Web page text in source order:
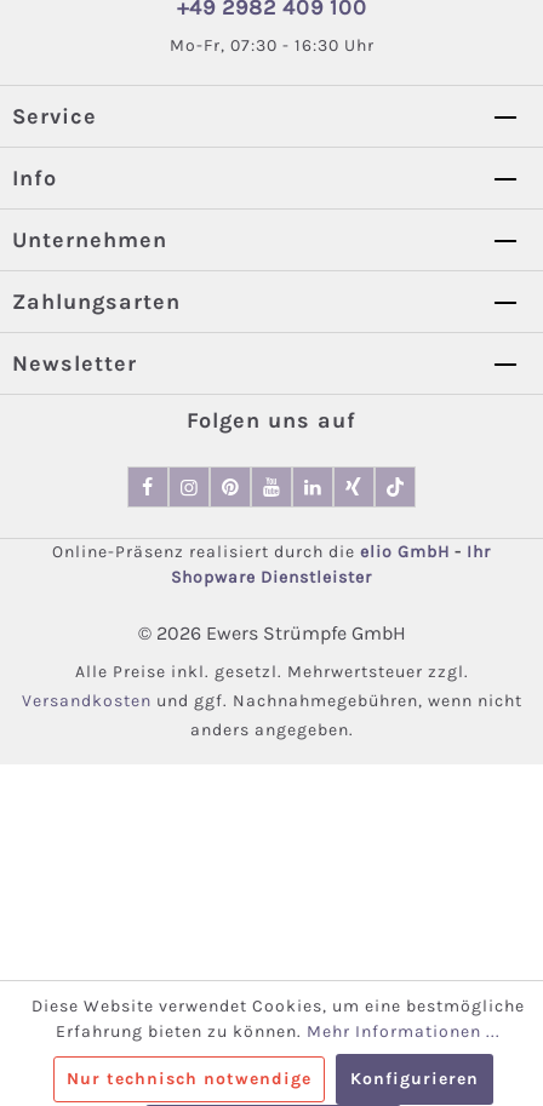
+49 2982 409 100
Mo-Fr, 07:30 - 16:30 Uhr
Service
Info
Unternehmen
Zahlungsarten
Newsletter
Folgen uns auf
Online-Präsenz realisiert durch die elio GmbH - Ihr
Shopware Dienstleister
© 2026 Ewers Strümpfe GmbH
Alle Preise inkl. gesetzl. Mehrwertsteuer zzgl.
Versandkosten und ggf. Nachnahmegebühren, wenn nicht
anders angegeben.
Diese Website verwendet Cookies, um eine bestmögliche
Erfahrung bieten zu können. Mehr Informationen ...
Nur technisch notwendige Konfigurieren